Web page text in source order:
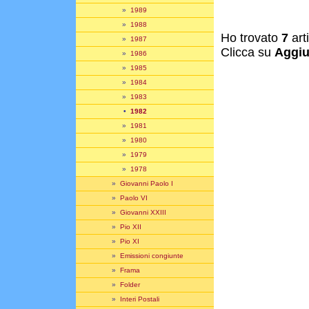
» 1989
» 1988
» 1987
» 1986
» 1985
» 1984
» 1983
• 1982
» 1981
» 1980
» 1979
» 1978
» Giovanni Paolo I
» Paolo VI
» Giovanni XXIII
» Pio XII
» Pio XI
» Emissioni congiunte
» Frama
» Folder
» Interi Postali
Ho trovato 7
Clicca su